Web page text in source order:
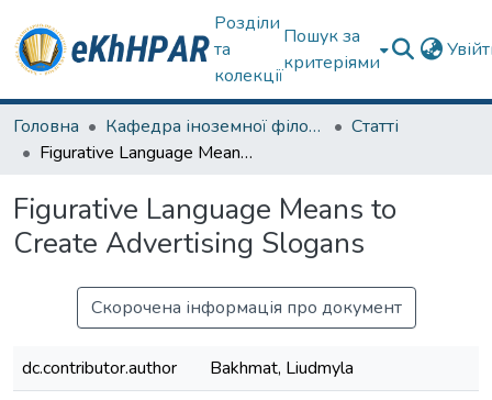
Розділи
та
колекції
Пошук за
критеріями
Головна Кафедра іноземної філології
Статті
Figurative Language Means to Create Advertising Slogans
Figurative Language Means to
Create Advertising Slogans
Скорочена інформація про документ
dc.contributor.author
Bakhmat, Liudmyla